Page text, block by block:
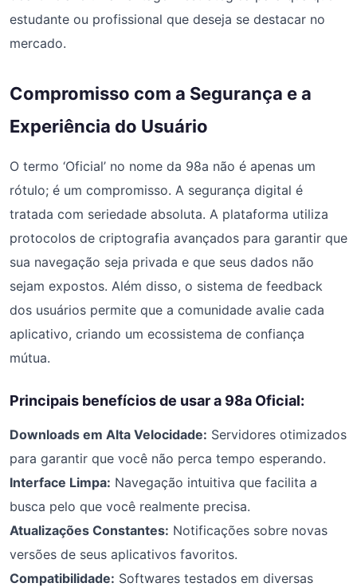
estudante ou profissional que deseja se destacar no
mercado.
Compromisso com a Segurança e a
Experiência do Usuário
O termo ‘Oficial’ no nome da 98a não é apenas um
rótulo; é um compromisso. A segurança digital é
tratada com seriedade absoluta. A plataforma utiliza
protocolos de criptografia avançados para garantir que
sua navegação seja privada e que seus dados não
sejam expostos. Além disso, o sistema de feedback
dos usuários permite que a comunidade avalie cada
aplicativo, criando um ecossistema de confiança
mútua.
Principais benefícios de usar a 98a Oficial:
Downloads em Alta Velocidade: Servidores otimizados
para garantir que você não perca tempo esperando.
Interface Limpa: Navegação intuitiva que facilita a
busca pelo que você realmente precisa.
Atualizações Constantes: Notificações sobre novas
versões de seus aplicativos favoritos.
Compatibilidade: Softwares testados em diversas